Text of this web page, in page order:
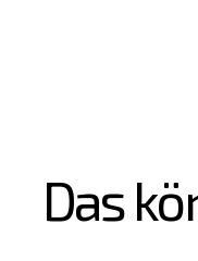
Das